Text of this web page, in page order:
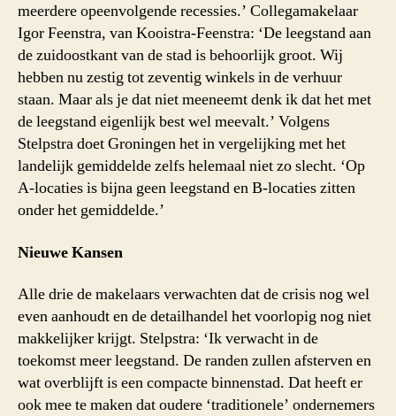
meerdere opeenvolgende recessies.’ Collegamakelaar
Igor Feenstra, van Kooistra-Feenstra: ‘De leegstand aan
de zuidoostkant van de stad is behoorlijk groot. Wij
hebben nu zestig tot zeventig winkels in de verhuur
staan. Maar als je dat niet meeneemt denk ik dat het met
de leegstand eigenlijk best wel meevalt.’ Volgens
Stelpstra doet Groningen het in vergelijking met het
landelijk gemiddelde zelfs helemaal niet zo slecht. ‘Op
A-locaties is bijna geen leegstand en B-locaties zitten
onder het gemiddelde.’
Nieuwe Kansen
Alle drie de makelaars verwachten dat de crisis nog wel
even aanhoudt en de detailhandel het voorlopig nog niet
makkelijker krijgt. Stelpstra: ‘Ik verwacht in de
toekomst meer leegstand. De randen zullen afsterven en
wat overblijft is een compacte binnenstad. Dat heeft er
ook mee te maken dat oudere ‘traditionele’ ondernemers